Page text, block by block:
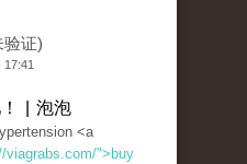
验证)
17:41
| 泡泡
<a
viagrabs.com/">buy